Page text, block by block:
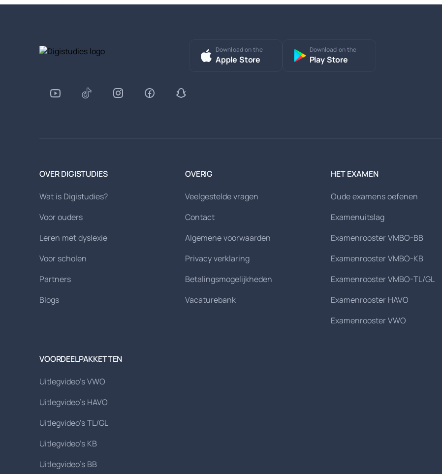
Download on the
Apple Store
Download on the
Play Store
OVER DIGISTUDIES
Wat is Digistudies?
Voor ouders
Leren met dyslexie
Voor scholen
Partners
Blogs
OVERIG
Veelgestelde vragen
Contact
Algemene voorwaarden
Privacy verklaring
Betalingsmogelijkheden
Vacaturebank
HET EXAMEN
Oude examens oefenen
Examenuitslag
Examenrooster VMBO-BB
Examenrooster VMBO-KB
Examenrooster VMBO-TL/GL
Examenrooster HAVO
Examenrooster VWO
VOORDEELPAKKETTEN
Uitlegvideo's VWO
Uitlegvideo's HAVO
Uitlegvideo's TL/GL
Uitlegvideo's KB
Uitlegvideo's BB